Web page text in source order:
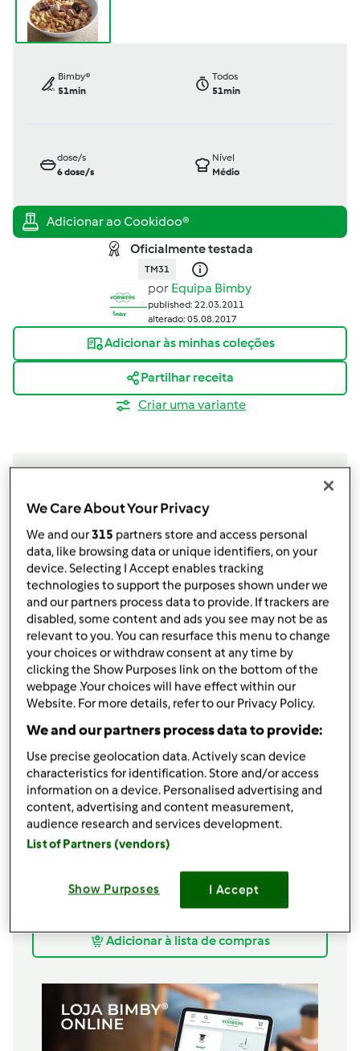
Bimby®
51min
Todos
51min
dose/s
6dose/s
Nível
Médio
Oficialmente testada
TM31
por Equipa Bimby
published: 22.03.2011
alterado: 05.08.2017
Adicionar às minhas coleções
Partilhar receita
Criar uma variante
Ingredientes
800g couve coração,ou lombarda
150 gcebola
2dentes de alho
150gcenoura
150gtomate,(polpa ou pedaços)
70gazeite
100gbacon,em tiras pequenas
150gvinho branco
100g entremeada
pequenos
1folha de louro
2cubos de caldos de legumes,ou sal
sal,q.b.
250g água
malagueta
chouriço de sangue
feijão manteiga cozido,e escorrido
Adicionar à lista de compras
We Care About Your Privacy
We and our315 partners store and access personal
data, like browsing data or unique identifiers, on your
device. Selecting I Accept enables tracking
technologies to support the purposes shown under we
and our partners process data to provide. If trackers are
disabled, some content and ads you see may not be as
relevant to you. You can resurface this menu to change
your choices or withdraw consent at any time by
clicking the Show Purposes link on the bottom of the
webpage .Your choices will have effect within our
Website. For more details, refer to our Privacy Policy.
We and our partners process data to provide:
Use precise geolocation data. Actively scan device
characteristics for identification. Store and/or access
information on a device. Personalised advertising and
content, advertising and content measurement,
audience research and services development.
List of Partners (vendors)
Show Purposes I Accept